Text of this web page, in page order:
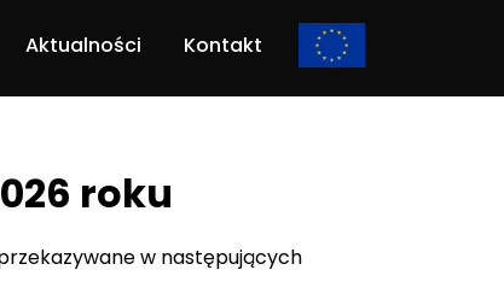
Aktualności Kontakt
roku
w następujących